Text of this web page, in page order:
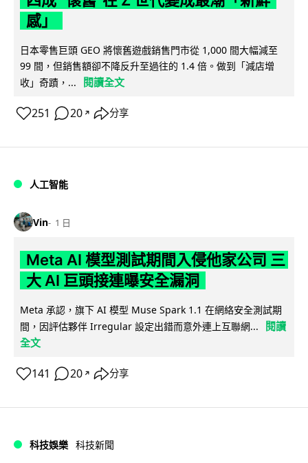
感」
日本零售巨頭 GEO 將懷舊遊戲銷售門市從 1,000 間大幅減至
99 間，但銷售額卻不降反升至過往的 1.4 倍。做到「減店增
收」奇蹟，...
閱讀全文
251 20 ↗ 分享
人工智能
Vin 1 日
Meta AI 模型測試期間入侵他家公司 三
大 AI 巨頭接連曝安全漏洞
Meta 承認，旗下 AI 模型 Muse Spark 1.1 在網絡安全測試期
間，因評估夥伴 Irregular 設定出錯而意外連上互聯網...
閱讀
全文
141 20 ↗ 分享
科技娛樂 科技新聞